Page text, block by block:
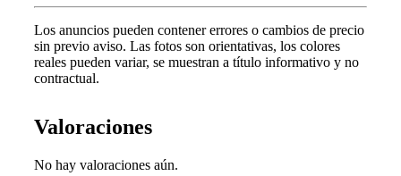
Los anuncios pueden contener errores o cambios de precio
sin previo aviso. Las fotos son orientativas, los colores
reales pueden variar, se muestran a título informativo y no
contractual.
Valoraciones
No hay valoraciones aún.